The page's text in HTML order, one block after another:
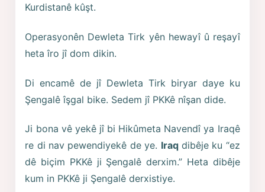
Kurdistanê kûşt.
Operasyonên Dewleta Tirk yên hewayî û reşayî
heta îro jî dom dikin.
Di encamê de jî Dewleta Tirk biryar daye ku
Şengalê îşgal bike. Sedem jî PKKê nîşan dide.
Ji bona vê yekê jî bi Hikûmeta Navendî ya Iraqê
re di nav pewendiyekê de ye. Iraqdibêje ku “ez
dê biçim PKKê ji Şengalê derxim.” Heta dibêje
kum in PKKê ji Şengalê derxistiye.